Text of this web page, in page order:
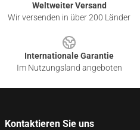
Weltweiter Versand
Wir versenden in über 200 Länder
Internationale Garantie
Im Nutzungsland angeboten
Kontaktieren Sie uns